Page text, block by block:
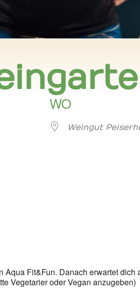
WO
Weingut
Fit&Fun. Danach erwartet
Vegetarier oder Vegan anzugeben)